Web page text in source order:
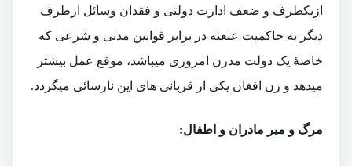
ازیکطرف و ضعف ادارت دولتی و فقدان وسائل ازطرف
دیگر به حاکمیت عنعنه در برابر قوانین مدنی و شرعی که
خاصۀ یک دولت مدرن امروزی میباشد، موقع عمل بیشتر
میدهد و زن افغان یکی از قربانی های این نارسائی میگردد.
مرگ و میر مادران و اطفال: